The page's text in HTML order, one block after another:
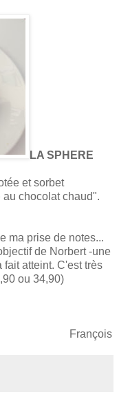
LA SPHERE
et sorbet
chocolat chaud".
ma prise de notes...
de Norbert -une
atteint. C'est très
ou 34,90)
François